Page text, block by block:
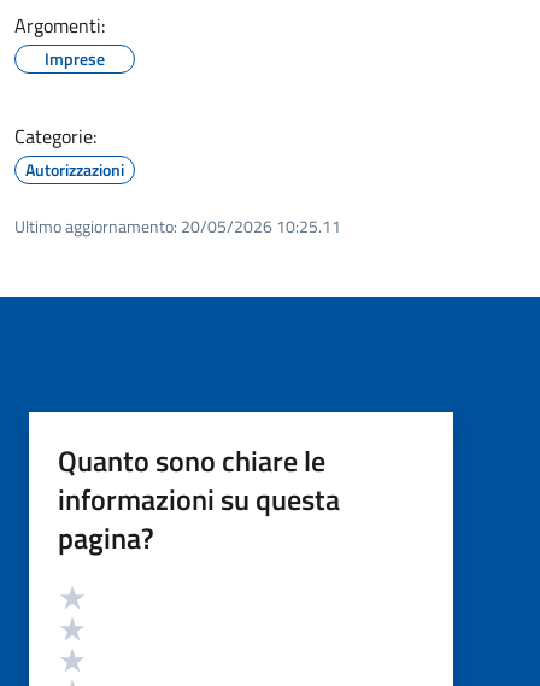
Argomenti:
Imprese
Categorie:
Autorizzazioni
Ultimo aggiornamento: 20/05/2026 10:25.11
Quanto sono chiare le
informazioni su questa
pagina?
Valutazione